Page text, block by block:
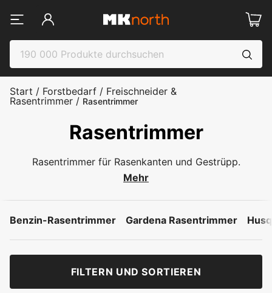
Start / Forstbedarf / Freischneider &
Rasentrimmer / Rasentrimmer
Rasentrimmer
Rasentrimmer für Rasenkanten und Gestrüpp.
Mehr
Benzin-Rasentrimmer Gardena Rasentrimmer
FILTERN UND SORTIEREN